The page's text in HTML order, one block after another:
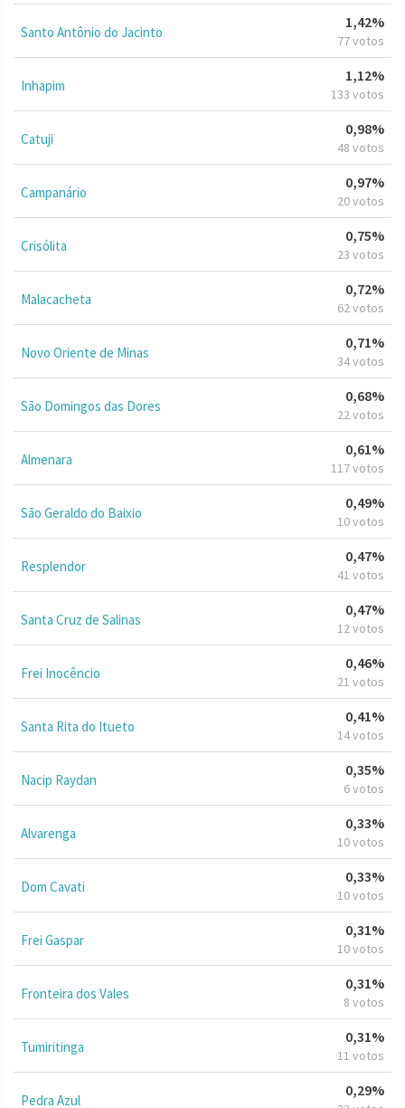
Santo Antônio do Jacinto
1,42%
77 votos
Inhapim
1,12%
133 votos
Catuji
0,98%
48 votos
Campanário
0,97%
20 votos
Crisólita
0,75%
23 votos
Malacacheta
0,72%
62 votos
Novo Oriente de Minas
0,71%
34 votos
São Domingos das Dores
0,68%
22 votos
Almenara
0,61%
117 votos
São Geraldo do Baixio
0,49%
10 votos
Resplendor
0,47%
41 votos
Santa Cruz de Salinas
0,47%
12 votos
Frei Inocêncio
0,46%
21 votos
Santa Rita do Itueto
0,41%
14 votos
Nacip Raydan
0,35%
6 votos
Alvarenga
0,33%
10 votos
Dom Cavati
0,33%
10 votos
Frei Gaspar
0,31%
10 votos
Fronteira dos Vales
0,31%
8 votos
Tumiritinga
0,31%
11 votos
Pedra Azul
0,29%